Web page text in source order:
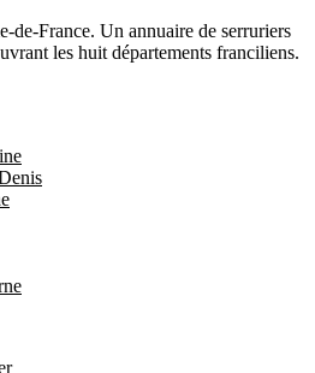
de-France. Un annuaire de serruriers
les huit départements franciliens.